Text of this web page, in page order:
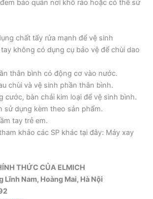
bảo quản nơi khô ráo hoặc có thể sử
chất tẩy rửa mạnh để vệ sinh
không có dụng cụ bảo vệ để chùi dao
thân bình có động cơ vào nước.
chùi và vệ sinh phần thân bình.
cước, bàn chải kim loại để vệ sinh bình.
sử dụng kèm theo sản phẩm.
tay trẻ em.
khảo các SP khác tại đây: Máy xay
THỨC CỦA ELMICH
Lĩnh Nam, Hoàng Mai, Hà Nội